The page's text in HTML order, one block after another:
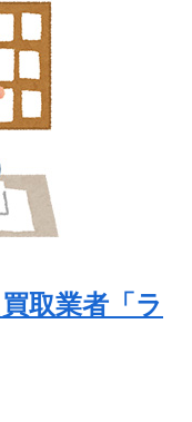
取業者「ラ